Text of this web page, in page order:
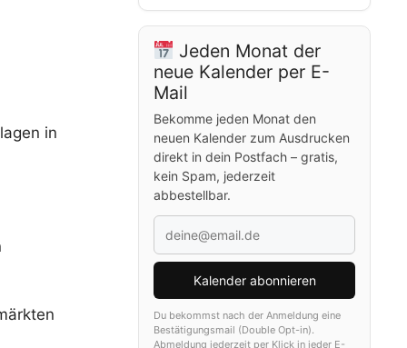
in
Jeden Monat der
neue Kalender per E-
Mail
Bekomme jeden Monat den
neuen Kalender zum Ausdrucken
direkt in dein Postfach – gratis,
kein Spam, jederzeit
abbestellbar.
Kalender abonnieren
Du bekommst nach der Anmeldung eine
Bestätigungsmail (Double Opt-in).
Abmeldung jederzeit per Klick in jeder E-